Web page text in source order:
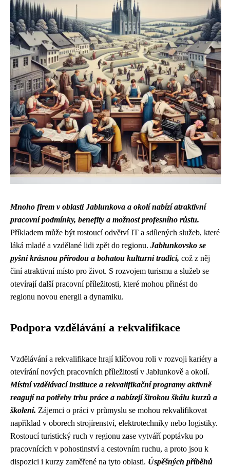
Mnoho firem v oblasti Jablunkova a okolí nabízí atraktivní
pracovní podmínky, benefity a možnost profesního růstu.
Příkladem může být rostoucí odvětví IT a sdílených služeb, které
láká mladé a vzdělané lidi zpět do regionu. Jablunkovsko se
pyšní krásnou přírodou a bohatou kulturní tradicí, což z něj
činí atraktivní místo pro život. S rozvojem turismu a služeb se
otevírají další pracovní příležitosti, které mohou přinést do
regionu novou energii a dynamiku.
Podpora vzdělávání a rekvalifikace
Vzdělávání a rekvalifikace hrají klíčovou roli v rozvoji kariéry a
otevírání nových pracovních příležitostí v Jablunkově a okolí.
Místní vzdělávací instituce a rekvalifikační programy aktivně
reagují na potřeby trhu práce a nabízejí širokou škálu kurzů a
školení. Zájemci o práci v průmyslu se mohou rekvalifikovat
například v oborech strojírenství, elektrotechniky nebo logistiky.
Rostoucí turistický ruch v regionu zase vytváří poptávku po
pracovnících v pohostinství a cestovním ruchu, a proto jsou k
dispozici i kurzy zaměřené na tyto oblasti. Úspěšných příběhů